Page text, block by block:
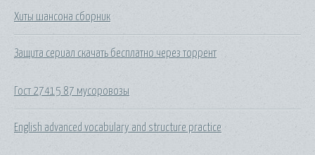
Хиты шансона сборник
Защита сериал скачать бесплатно через торрент
Гост 27415 87 мусоровозы
English advanced vocabulary and structure practice